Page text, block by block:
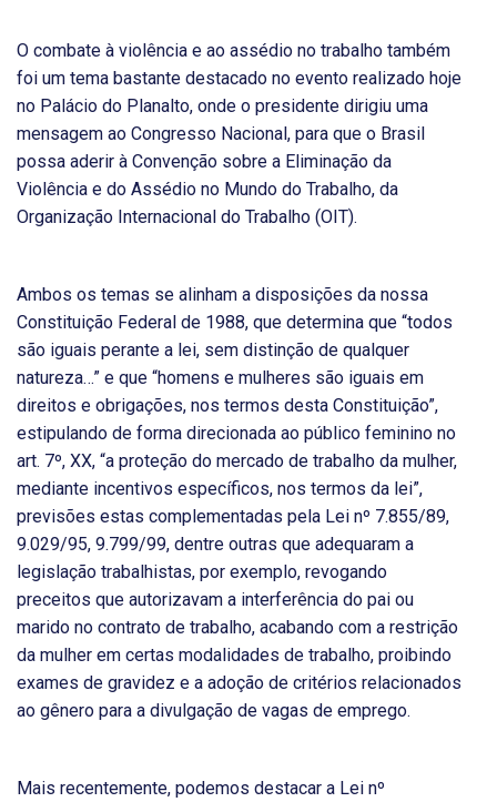
O combate à violência e ao assédio no trabalho também
foi um tema bastante destacado no evento realizado hoje
no Palácio do Planalto, onde o presidente dirigiu uma
mensagem ao Congresso Nacional, para que o Brasil
possa aderir à Convenção sobre a Eliminação da
Violência e do Assédio no Mundo do Trabalho, da
Organização Internacional do Trabalho (OIT).
Ambos os temas se alinham a disposições da nossa
Constituição Federal de 1988, que determina que “todos
são iguais perante a lei, sem distinção de qualquer
natureza…” e que “homens e mulheres são iguais em
direitos e obrigações, nos termos desta Constituição”,
estipulando de forma direcionada ao público feminino no
art. 7º, XX, “a proteção do mercado de trabalho da mulher,
mediante incentivos específicos, nos termos da lei”,
previsões estas complementadas pela Lei nº 7.855/89,
9.029/95, 9.799/99, dentre outras que adequaram a
legislação trabalhistas, por exemplo, revogando
preceitos que autorizavam a interferência do pai ou
marido no contrato de trabalho, acabando com a restrição
da mulher em certas modalidades de trabalho, proibindo
exames de gravidez e a adoção de critérios relacionados
ao gênero para a divulgação de vagas de emprego.
Mais recentemente, podemos destacar a Lei nº